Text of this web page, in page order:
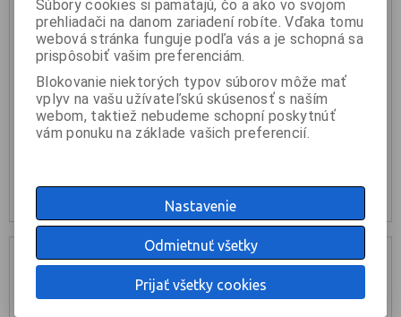
LED RGB Piranha 70mA
skladom: 50ks
Súbory cookies si pamätajú, čo a ako vo svojom
prehliadači na danom zariadení robíte. Vďaka tomu
webová stránka funguje podľa vás a je schopná sa
prispôsobiť vašim preferenciám.
Blokovanie niektorých typov súborov môže mať
vplyv na vašu užívateľskú skúsenosť s naším
webom, taktiež nebudeme schopní poskytnúť
vám ponuku na základe vašich preferencií.
Nastavenie
Odmietnuť všetky
Prijať všetky cookies